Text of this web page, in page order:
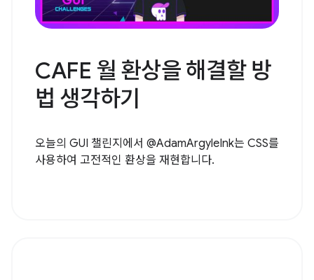
CAFE 월 환상을 해결할 방
법 생각하기
오늘의 GUI 챌린지에서 @AdamArgyleInk는 CSS를
사용하여 고전적인 환상을 재현합니다.